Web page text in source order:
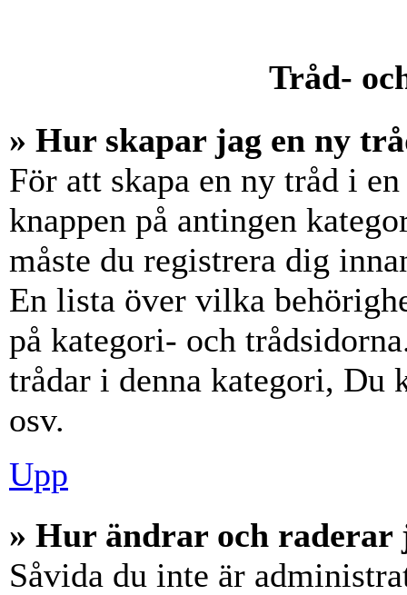
Tråd-
» Hur skapar jag en ny
För att skapa en ny tråd i
knappen på antingen
måste du registrera dig
En lista över vilka
på kategori- och
trådar i denna kategori, Du
osv.
Upp
» Hur ändrar och raderar
Såvida du inte är